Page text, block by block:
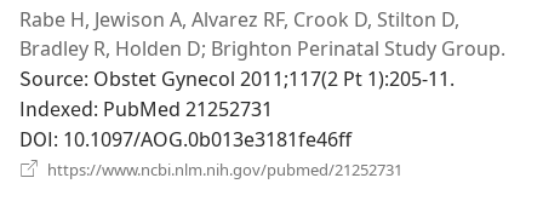
로
운
창
열
기)
Rabe H, Jewison A, Alvarez RF, Crook D, Stilton D,
Bradley R, Holden D; Brighton Perinatal Study Group.
Source‎: Obstet Gynecol 2011;117(2 Pt 1):205-11.
Indexed‎: PubMed 21252731
DOI‎: 10.1097/AOG.0b013e3181fe46ff
https://www.ncbi.nlm.nih.gov/pubmed/21252731